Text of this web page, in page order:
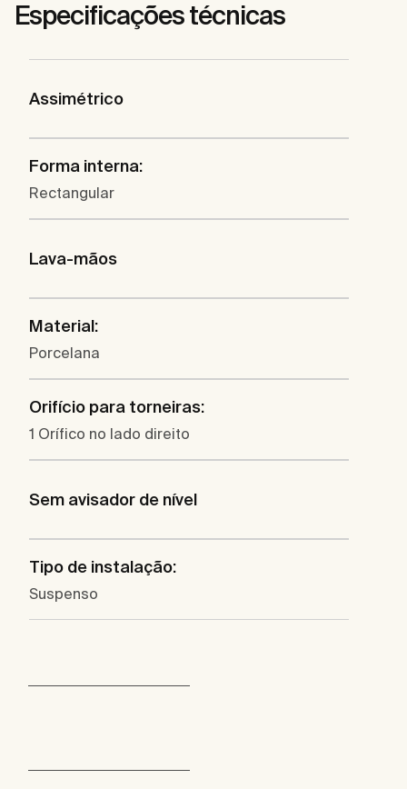
Especificações técnicas
Assimétrico
Forma interna:
Rectangular
Lava-mãos
Material:
Porcelana
Orifício para torneiras:
1 Orífico no lado direito
Sem avisador de nível
Tipo de instalação:
Suspenso